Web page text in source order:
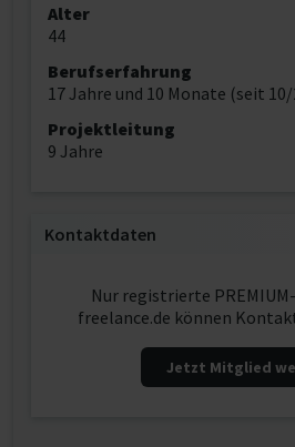
Alter
44
Berufserfahrung
17 Jahre und 10 Monate (seit 10/
Projektleitung
9 Jahre
Kontaktdaten
Nur registrierte
freelance.de können
Jetzt Mitglied